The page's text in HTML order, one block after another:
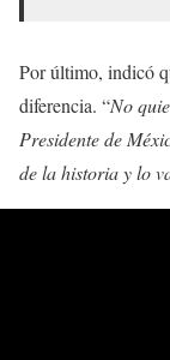
Por último, indicó
diferencia. “No
Presidente de
de la historia y lo